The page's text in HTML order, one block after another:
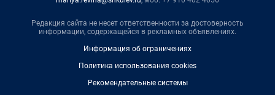
Редакция сайта не несет ответственности за достоверность
информации, содержащейся в рекламных объявлениях.
Информация об ограничениях
Политика использования cookies
Рекомендательные системы